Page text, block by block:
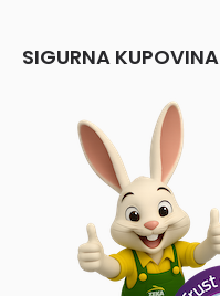
SIGURNA KUPOVINA